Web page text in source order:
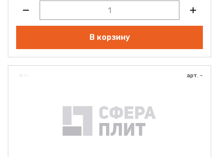
В корзину
арт. -